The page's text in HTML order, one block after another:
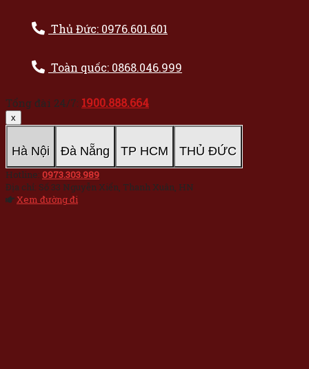
Thủ Đức: 0976.601.601
Toàn quốc: 0868.046.999
Tổng đài 24/7: 1900.888.664
x
Hà Nội Đà Nẵng TP HCM THỦ ĐỨC
Hotline: 0973.303.989
Địa chỉ: Số 33 Nguyễn Xiển, Thanh Xuân, HN
Xem đường đi